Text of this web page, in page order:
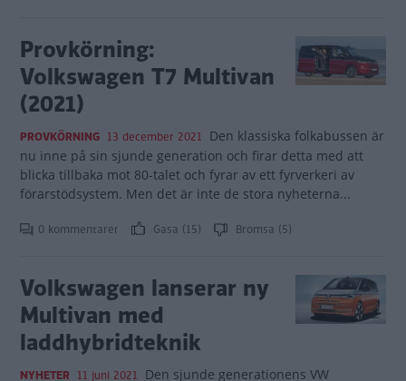
Provkörning:
Volkswagen T7 Multivan
(2021)
PROVKÖRNING 13 december 2021 Den klassiska folkabussen är
nu inne på sin sjunde generation och firar detta med att
blicka tillbaka mot 80-talet och fyrar av ett fyrverkeri av
förarstödsystem. Men det är inte de stora nyheterna...
0 kommentarer Gasa (15) Bromsa (5)
Volkswagen lanserar ny
Multivan med
laddhybridteknik
NYHETER 11 juni 2021 Den sjunde generationens VW